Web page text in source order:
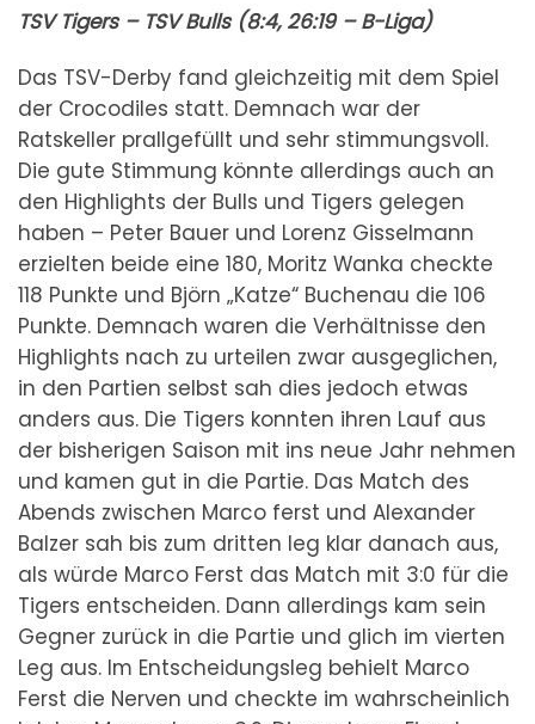
TSV Tigers – TSV Bulls (8:4, 26:19 – B-Liga)
Das TSV-Derby fand gleichzeitig mit dem Spiel
der Crocodiles statt. Demnach war der
Ratskeller prallgefüllt und sehr stimmungsvoll.
Die gute Stimmung könnte allerdings auch an
den Highlights der Bulls und Tigers gelegen
haben – Peter Bauer und Lorenz Gisselmann
erzielten beide eine 180, Moritz Wanka checkte
118 Punkte und Björn „Katze“ Buchenau die 106
Punkte. Demnach waren die Verhältnisse den
Highlights nach zu urteilen zwar ausgeglichen,
in den Partien selbst sah dies jedoch etwas
anders aus. Die Tigers konnten ihren Lauf aus
der bisherigen Saison mit ins neue Jahr nehmen
und kamen gut in die Partie. Das Match des
Abends zwischen Marco ferst und Alexander
Balzer sah bis zum dritten leg klar danach aus,
als würde Marco Ferst das Match mit 3:0 für die
Tigers entscheiden. Dann allerdings kam sein
Gegner zurück in die Partie und glich im vierten
Leg aus. Im Entscheidungsleg behielt Marco
Ferst die Nerven und checkte im wahrscheinlich